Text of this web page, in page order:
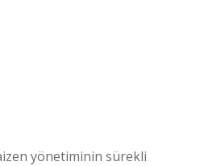
yönetiminin sürekli